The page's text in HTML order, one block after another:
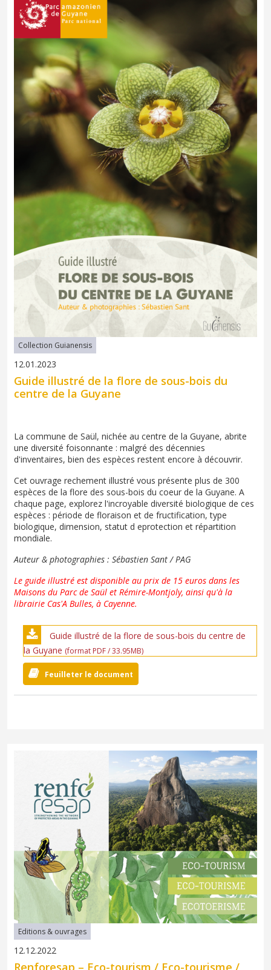
Collection Guianensis
12.01.2023
Guide illustré de la flore de sous-bois du
centre de la Guyane
La commune de Saül, nichée au centre de la Guyane, abrite
une diversité foisonnante : malgré des décennies
d'inventaires, bien des espèces restent encore à découvrir.
Cet ouvrage rechement illustré vous présente plus de 300
espèces de la flore des sous-bois du coeur de la Guyane. A
chaque page, explorez l'incroyable diversité biologique de ces
espèces : période de floraison et de fructification, type
biologique, dimension, statut d eprotection et répartition
mondiale.
Auteur & photographies : Sébastien Sant / PAG
Le guide illustré est disponible au prix de 15 euros dans les
Maisons du Parc de Saül et Rémire-Montjoly, ainsi qu'à la
librairie Cas'A Bulles, à Cayenne.
Guide illustré de la flore de sous-bois du centre de
la Guyane (format PDF / 33.95MB)
Feuilleter le document
Editions & ouvrages
12.12.2022
Renforesap – Eco-tourism / Eco-tourisme /